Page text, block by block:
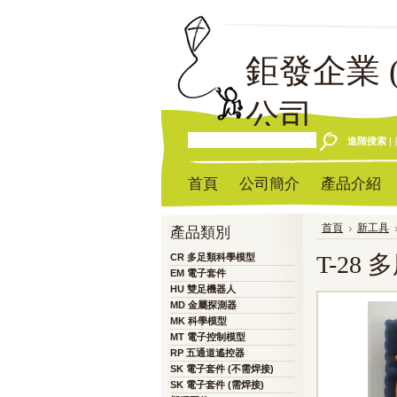
鉅發企業
公司
進階搜索 |
首頁 公司簡介 產品介紹
產品類別
CR 多足類科學模型
EM 電子套件
HU 雙足機器人
MD 金屬探測器
MK 科學模型
MT 電子控制模型
RP 五通道遙控器
SK 電子套件 (不需焊接)
SK 電子套件 (需焊接)
首頁 新工具
T-28